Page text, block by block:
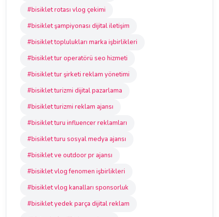
#bisiklet rotası vlog çekimi
#bisiklet şampiyonası dijital iletişim
#bisiklet toplulukları marka işbirlikleri
#bisiklet tur operatörü seo hizmeti
#bisiklet tur şirketi reklam yönetimi
#bisiklet turizmi dijital pazarlama
#bisiklet turizmi reklam ajansı
#bisiklet turu influencer reklamları
#bisiklet turu sosyal medya ajansı
#bisiklet ve outdoor pr ajansı
#bisiklet vlog fenomen işbirlikleri
#bisiklet vlog kanalları sponsorluk
#bisiklet yedek parça dijital reklam